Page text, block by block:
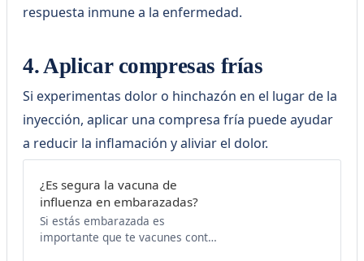
respuesta inmune a la enfermedad.
4. Aplicar compresas frías
Si experimentas dolor o hinchazón en el lugar de la
inyección, aplicar una compresa fría puede ayudar
a reducir la inflamación y aliviar el dolor.
¿Es segura la vacuna de
influenza en embarazadas?
Si estás embarazada es
importante que te vacunes contra